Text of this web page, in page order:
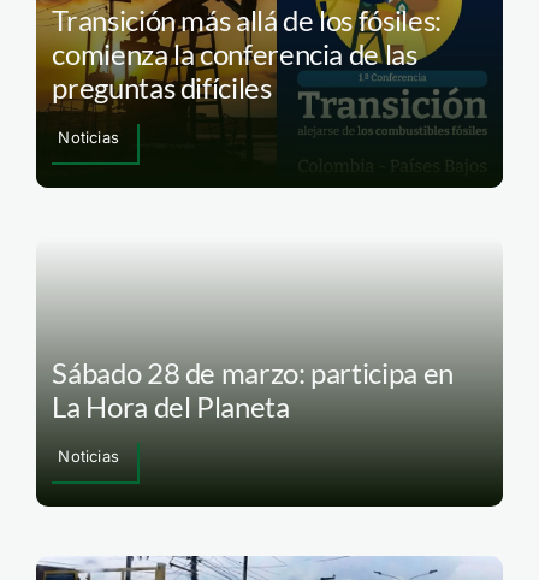
Transición más allá de los fósiles:
comienza la conferencia de las
preguntas difíciles
Noticias
Sábado 28 de marzo: participa en
La Hora del Planeta
Noticias